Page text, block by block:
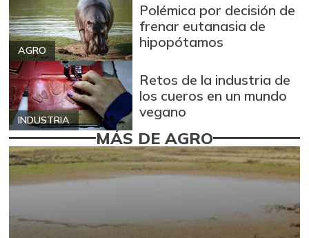
AGRO
Polémica por decisión de
frenar eutanasia de
hipopótamos
INDUSTRIA
Retos de la industria de
los cueros en un mundo
vegano
MÁS DE AGRO